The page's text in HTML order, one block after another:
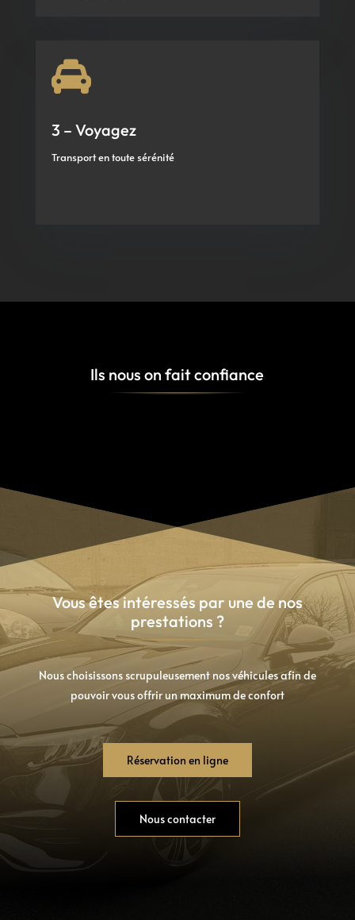

3 – Voyagez
Transport en toute sérénité
Ils nous on fait confiance
Vous êtes intéressés par une de nos
prestations ?
Nous choisissons scrupuleusement nos véhicules afin de
pouvoir vous offrir un maximum de confort
Réservation en ligne
Nous contacter